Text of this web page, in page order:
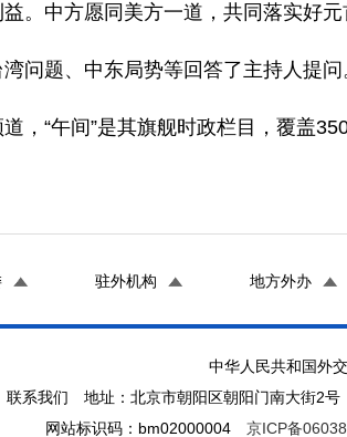
。中方愿同美方一道，共同落实好
问题、中东局势等回答了主持人提问
，“午间”是其旗舰时政栏目，覆盖
驻外机构 地方外办
中华人民共和国外
联系我们 地址：北京市朝阳区朝阳门南大街2
网站标识码：bm02000004 京ICP备